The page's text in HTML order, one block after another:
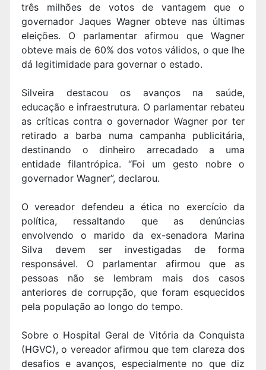
três milhões de votos de vantagem que o
governador Jaques Wagner obteve nas últimas
eleições. O parlamentar afirmou que Wagner
obteve mais de 60% dos votos válidos, o que lhe
dá legitimidade para governar o estado.
Silveira destacou os avanços na saúde,
educação e infraestrutura. O parlamentar rebateu
as críticas contra o governador Wagner por ter
retirado a barba numa campanha publicitária,
destinando o dinheiro arrecadado a uma
entidade filantrópica. “Foi um gesto nobre o
governador Wagner”, declarou.
O vereador defendeu a ética no exercício da
política, ressaltando que as denúncias
envolvendo o marido da ex-senadora Marina
Silva devem ser investigadas de forma
responsável. O parlamentar afirmou que as
pessoas não se lembram mais dos casos
anteriores de corrupção, que foram esquecidos
pela população ao longo do tempo.
Sobre o Hospital Geral de Vitória da Conquista
(HGVC), o vereador afirmou que tem clareza dos
desafios e avanços, especialmente no que diz